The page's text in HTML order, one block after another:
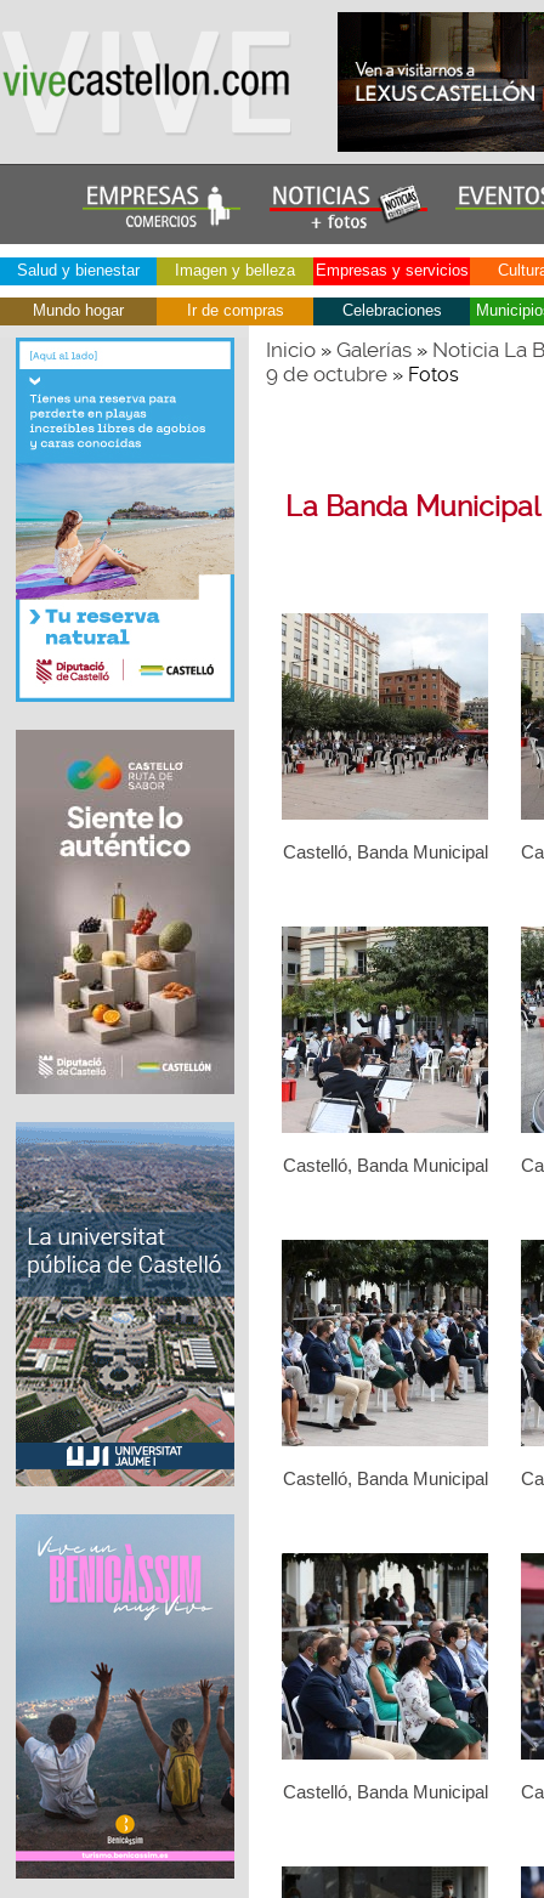
Salud y bienestar Imagen y belleza Empresas y servicios
Mundo hogar Ir de compras Celebraciones
Inicio» Galerías» Noticia La
9 de octubre» Fotos
La Banda
Castelló, Banda Municipal
Castelló, Banda Municipal
Castelló, Banda Municipal
Castelló, Banda Municipal